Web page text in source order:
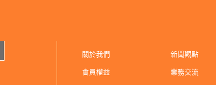
關於我們
會員權益
新聞觀點
業務交流